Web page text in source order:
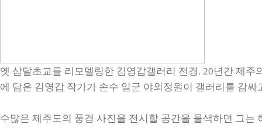
옛 삼달초교를 리모델링한 김영갑갤러리 전경. 20년간 제주
에 담은 김영갑 작가가 손수 일군 야외정원이 갤러리를 감싸
수많은 제주도의 풍경 사진을 전시할 공간을 물색하던 그는